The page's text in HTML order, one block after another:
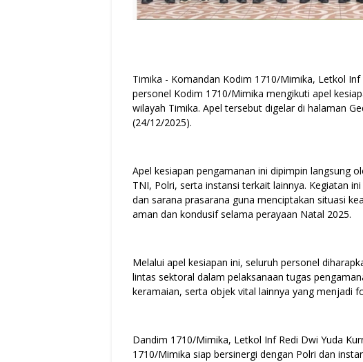
Timika - Komandan Kodim 1710/Mimika, Letkol Inf
personel Kodim 1710/Mimika mengikuti apel
wilayah Timika. Apel tersebut digelar di halaman
(24/12/2025).
Apel kesiapan pengamanan ini dipimpin langsung
TNI, Polri, serta instansi terkait lainnya. Kegiatan
dan sarana prasarana guna menciptakan situasi
aman dan kondusif selama perayaan Natal 2025.
Melalui apel kesiapan ini, seluruh personel
lintas sektoral dalam pelaksanaan tugas
keramaian, serta objek vital lainnya yang menjadi
Dandim 1710/Mimika, Letkol Inf Redi Dwi Yuda
1710/Mimika siap bersinergi dengan Polri dan